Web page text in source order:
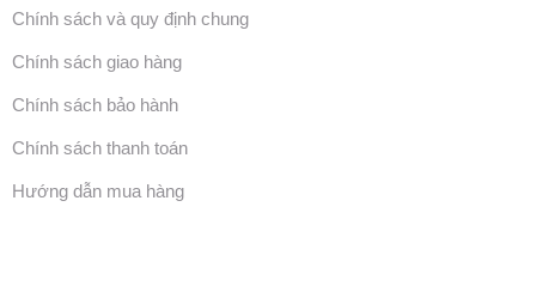
Chính sách và quy định chung
Chính sách giao hàng
Chính sách bảo hành
Chính sách thanh toán
Hướng dẫn mua hàng